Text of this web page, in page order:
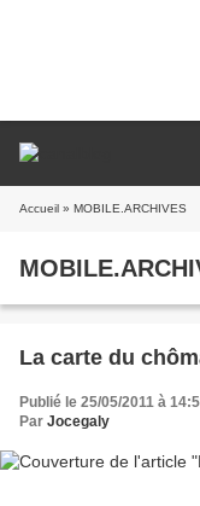
Accueil » MOBILE.ARCHIVES
La carte du
Publié le 25/05/2011 à
Par Jocegaly